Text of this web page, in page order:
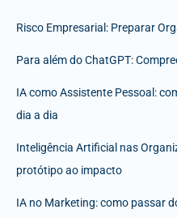
Risco Empresarial: Preparar
Para além do ChatGPT:
IA como Assistente Pessoal:
dia a dia
Inteligência Artificial nas
protótipo ao impacto
IA no Marketing: como passar